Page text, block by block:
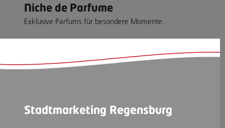
Niche de Parfume
Exklusive Parfums für besondere Momente.
Stadtmarketing Regensburg